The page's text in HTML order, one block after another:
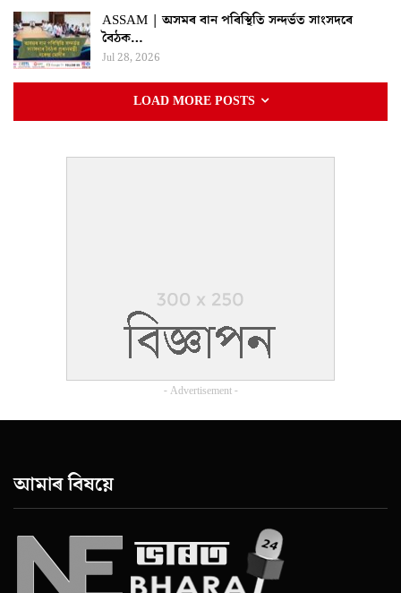
ASSAM | অসমৰ বান পৰিস্থিতি সন্দৰ্ভত সাংসদৰে
বৈঠক…
Jul 28, 2026
LOAD MORE POSTS
- Advertisement -
আমাৰ বিষয়ে